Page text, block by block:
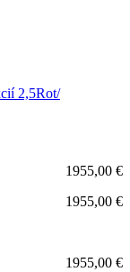
2,5Rot/
1955,00 €
1955,00 €
1955,00 €